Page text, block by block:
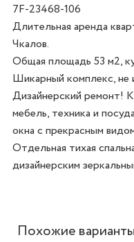
7F-23468-106
Длительная аренда
Чкалов.
Общая площадь 53 м2,
Шикарный комплекс, не
Дизайнерский ремонт!
мебель, техника и
окна с прекрасным
Отдельная тихая
Похожие варианты